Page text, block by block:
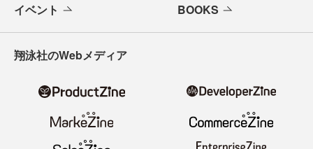
イベント BOOKS
翔泳社のWebメディア